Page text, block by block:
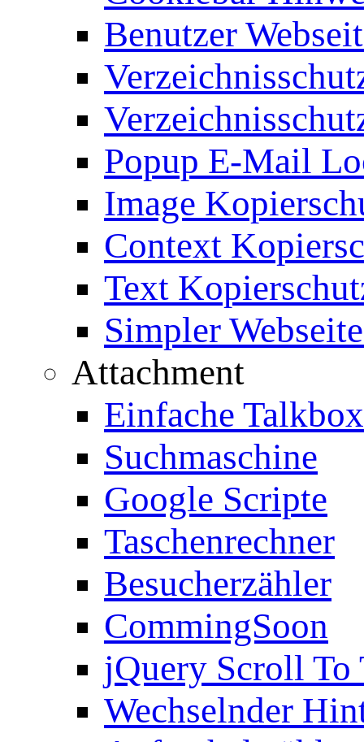
Benutzer
Popup E-Mail
Image
Context
Text
Simpler
Attachment
Einfache Talkbox
Suchmaschine
Google Scripte
Taschenrechner
Besucherzähler
CommingSoon
jQuery Scroll To
Wechselnder